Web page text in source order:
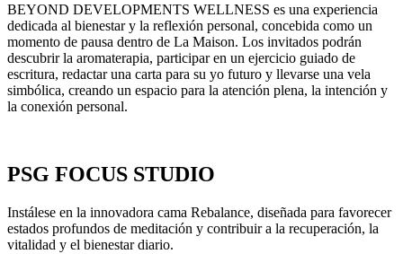
BEYOND DEVELOPMENTS WELLNESS es una experiencia
dedicada al bienestar y la reflexión personal, concebida como un
momento de pausa dentro de La Maison. Los invitados podrán
descubrir la aromaterapia, participar en un ejercicio guiado de
escritura, redactar una carta para su yo futuro y llevarse una vela
simbólica, creando un espacio para la atención plena, la intención y
la conexión personal.
PSG FOCUS STUDIO
Instálese en la innovadora cama Rebalance, diseñada para favorecer
estados profundos de meditación y contribuir a la recuperación, la
vitalidad y el bienestar diario.